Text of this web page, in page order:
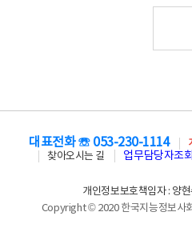
대표전화 ☏ 053-230-1114
찾아오시는 길
업무담당자조회
개인정보보호책임자 : 양
Copyright © 2020 한국지능정보사